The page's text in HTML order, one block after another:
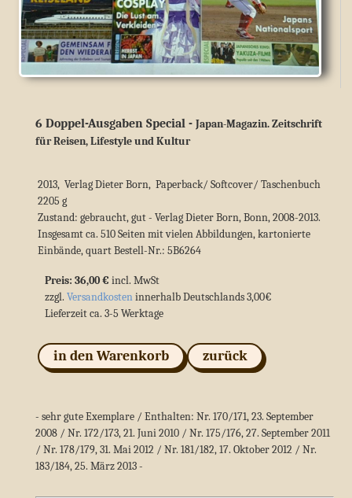
6 Doppel-Ausgaben Special - Japan-Magazin. Zeitschrift
für Reisen, Lifestyle und Kultur
2013, Verlag Dieter Born, Paperback/ Softcover/ Taschenbuch
2205 g
Zustand: gebraucht, gut - Verlag Dieter Born, Bonn, 2008-2013.
Insgesamt ca. 510 Seiten mit vielen Abbildungen, kartonierte
Einbände, quart Bestell-Nr.: 5B6264
Preis: 36,00 € incl. MwSt
zzgl. Versandkosteninnerhalb Deutschlands 3,00€
Lieferzeit ca. 3-5 Werktage
in den Warenkorb zurück
- sehr gute Exemplare / Enthalten: Nr. 170/171, 23. September
2008 / Nr. 172/173, 21. Juni 2010 / Nr. 175/176, 27. September 2011
/ Nr. 178/179, 31. Mai 2012 / Nr. 181/182, 17. Oktober 2012 / Nr.
183/184, 25. März 2013 -